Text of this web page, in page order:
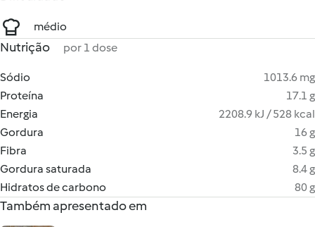
médio
Nutrição por 1 dose
Sódio
1013.6 mg
Proteína
17.1 g
Energia
2208.9 kJ / 528 kcal
Gordura
16 g
Fibra
3.5 g
Gordura saturada
8.4 g
Hidratos de carbono
80 g
Também apresentado em